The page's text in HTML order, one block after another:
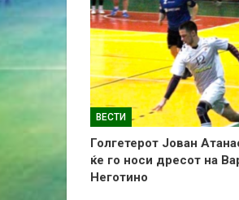
ВЕСТИ
Голгетерот Јован
ќе го носи дресот на
Неготино